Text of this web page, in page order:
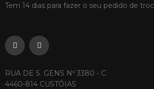
Tem 14 dias para fazer o seu pedido de
RUA DE S. GENS Nº 3380 - C
4460-814 CUSTÓIAS